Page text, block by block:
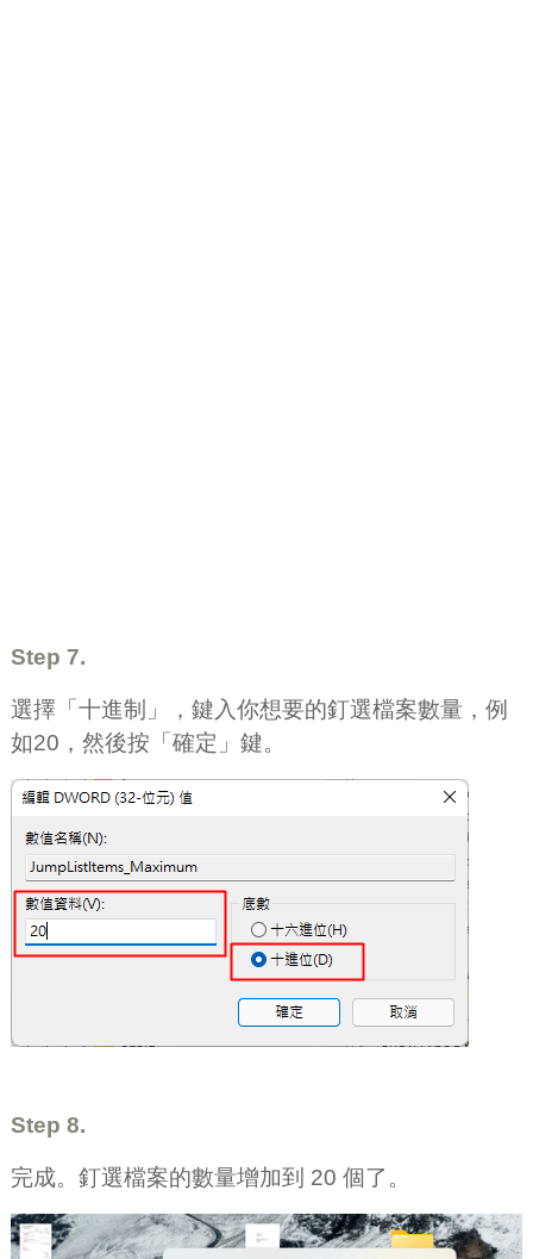
Step 7.
選擇「十進制」，鍵入你想要的釘選檔案數量，例
如20，然後按「確定」鍵。
Step 8.
完成。釘選檔案的數量增加到 20 個了。